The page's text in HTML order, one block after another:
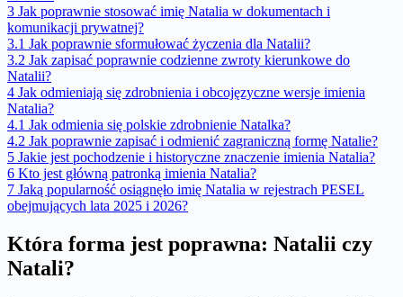
3 Jak poprawnie stosować imię Natalia w dokumentach i
komunikacji prywatnej?
3.1 Jak poprawnie sformułować życzenia dla Natalii?
3.2 Jak zapisać poprawnie codzienne zwroty kierunkowe do
Natalii?
4 Jak odmieniają się zdrobnienia i obcojęzyczne wersje imienia
Natalia?
4.1 Jak odmienia się polskie zdrobnienie Natalka?
4.2 Jak poprawnie zapisać i odmienić zagraniczną formę Natalie?
5 Jakie jest pochodzenie i historyczne znaczenie imienia Natalia?
6 Kto jest główną patronką imienia Natalia?
7 Jaką popularność osiągnęło imię Natalia w rejestrach PESEL
obejmujących lata 2025 i 2026?
Która forma jest poprawna: Natalii czy
Natali?